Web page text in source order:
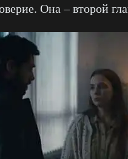
Она – второй